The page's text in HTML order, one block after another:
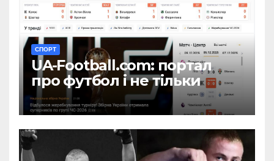
СПОРТ
UA-Football.com: портал
про футбол і не тільки